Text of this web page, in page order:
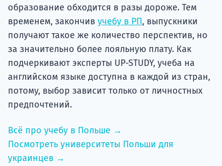
образование обходится в разы дороже. Тем
временем, закончив учебу в РП, выпускники
получают такое же количество перспектив, но
за значительно более лояльную плату. Как
подчеркивают эксперты UP-STUDY, учеба на
английском языке доступна в каждой из стран,
потому, выбор зависит только от личностных
предпочтений.
Всё про учебу в Польше →
Посмотреть университеты Польши для
украинцев →